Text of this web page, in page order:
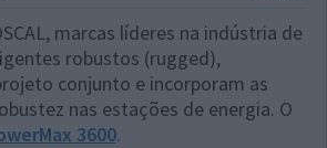
marcas líderes na indústria de
robustos (rugged),
conjunto e incorporam as
nas estações de energia. O
3600.